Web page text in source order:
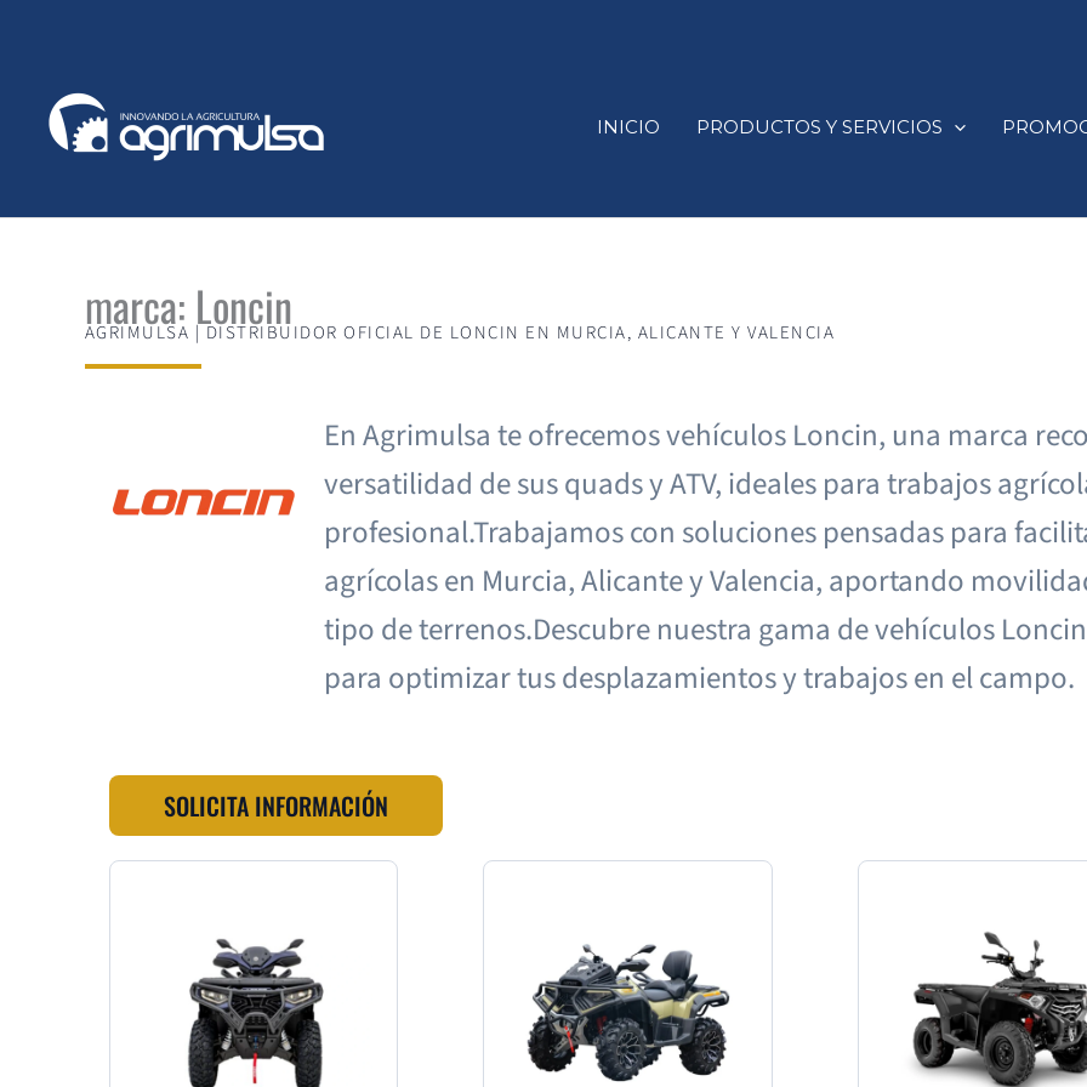
INICIO PRODUCTOS Y SERVICIOS
marca: Loncin
AGRIMULSA | DISTRIBUIDOR OFICIAL DE LONCIN EN MURCIA, ALICANTE Y VALENCIA
En Agrimulsa te ofrecemos vehículos Loncin, una marca
versatilidad de sus quads y ATV, ideales para trabajos
profesional.Trabajamos con soluciones pensadas para
agrícolas en Murcia, Alicante y Valencia, aportando
tipo de terrenos.Descubre nuestra gama de vehículos
para optimizar tus desplazamientos y trabajos en el campo.
SOLICITA INFORMACIÓN